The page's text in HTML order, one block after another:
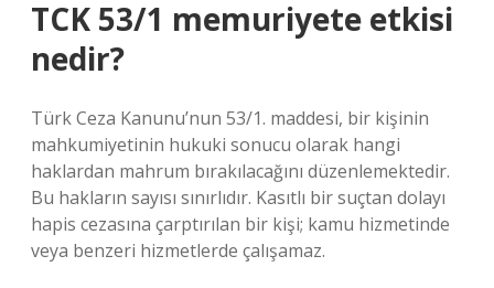
TCK 53/1 memuriyete etkisi
nedir?
Türk Ceza Kanunu’nun 53/1. maddesi, bir kişinin
mahkumiyetinin hukuki sonucu olarak hangi
haklardan mahrum bırakılacağını düzenlemektedir.
Bu hakların sayısı sınırlıdır. Kasıtlı bir suçtan dolayı
hapis cezasına çarptırılan bir kişi; kamu hizmetinde
veya benzeri hizmetlerde çalışamaz.